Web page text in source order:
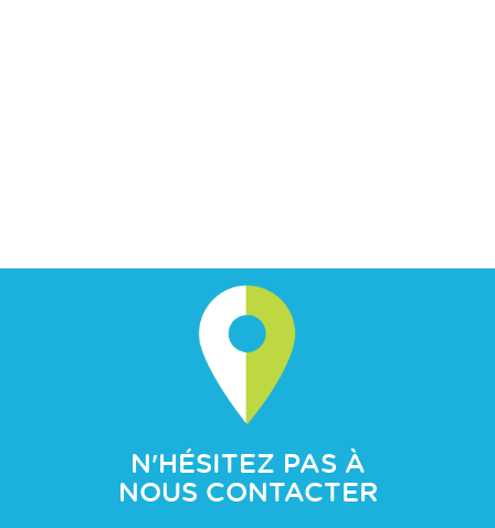
N'HÉSITEZ PAS À
NOUS CONTACTER